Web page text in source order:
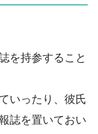
を持参すること
いったり、彼氏
誌を置いておい